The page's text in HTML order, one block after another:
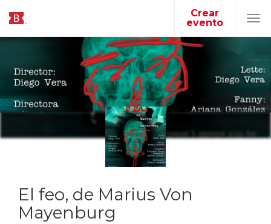
Crear
evento
El feo, de Marius Von
Mayenburg